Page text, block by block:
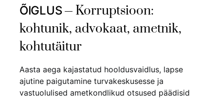
ÕIGLUS
Korruptsioon:
kohtunik, advokaat, ametnik,
kohtutäitur
Aasta aega kajastatud hooldusvaidlus, lapse
ajutine paigutamine turvakeskusesse ja
vastuolulised ametkondlikud otsused päädisid